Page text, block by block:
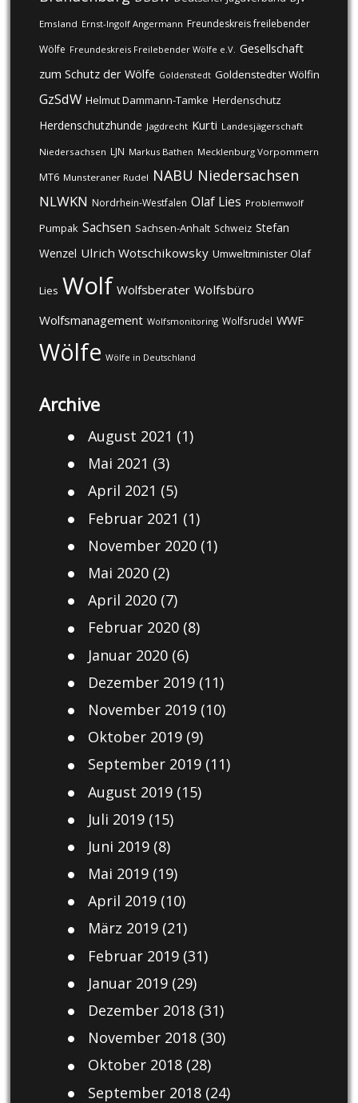
Emsland Ernst-Ingolf Angermann Freundeskreis freilebender
Wölfe Freundeskreis Freilebender Wölfe e.V. Gesellschaft
zum Schutz der Wölfe Goldenstedt Goldenstedter Wölfin
GzSdW Helmut Dammann-Tamke Herdenschutz
Herdenschutzhunde Jagdrecht Kurti Landesjägerschaft
Niedersachsen LJN Markus Bathen Mecklenburg Vorpommern
MT6 Munsteraner Rudel NABU Niedersachsen
NLWKN Nordrhein-Westfalen Olaf Lies Problemwolf
Pumpak Sachsen Sachsen-Anhalt Schweiz Stefan
Wenzel Ulrich Wotschikowsky Umweltminister Olaf
Lies Wolf Wolfsberater Wolfsbüro
Wolfsmanagement Wolfsmonitoring Wolfsrudel WWF
Wölfe Wölfe in Deutschland
Archive
August 2021 (1)
Mai 2021 (3)
April 2021 (5)
Februar 2021 (1)
November 2020(1)
Mai 2020(2)
April 2020(7)
Februar 2020(8)
Januar 2020(6)
Dezember 2019(11)
November 2019(10)
Oktober 2019(9)
September 2019(11)
August 2019(15)
Juli 2019(15)
Juni 2019(8)
Mai 2019(19)
April 2019(10)
März 2019(21)
Februar 2019(31)
Januar 2019(29)
Dezember 2018(31)
November 2018(30)
Oktober 2018(28)
September 2018(24)